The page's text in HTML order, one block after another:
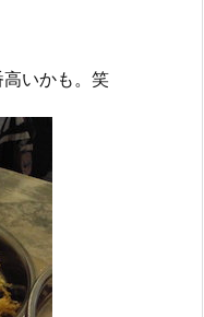
いかも。笑